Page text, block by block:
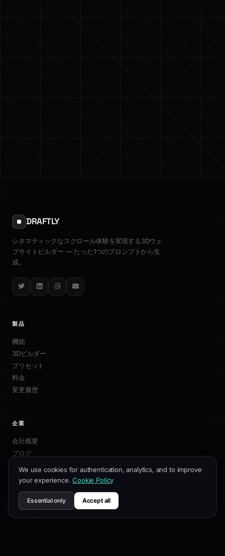
DRAFTLY
シネマティックなスクロール体験を実現する3Dウェ
ブサイトビルダー — たった1つのプロンプトから生
成。
TwitterLinkedInInstagram
Email
製品
機能
3Dビルダー
プリセット
料金
変更履歴
企業
会社概要
ブログ
お問い合わせ
リソース
ドキュメント
We use cookies for authentication, analytics, and to improve
your experience. Cookie Policy
Essential only Accept all